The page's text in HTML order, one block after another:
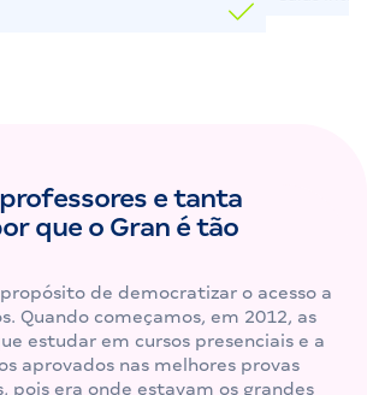
e tanta
que o Gran é tão
de democratizar o acesso a
Quando começamos, em 2012, as
estudar em cursos presenciais e a
aprovados nas melhores provas
pois era onde estavam os grandes